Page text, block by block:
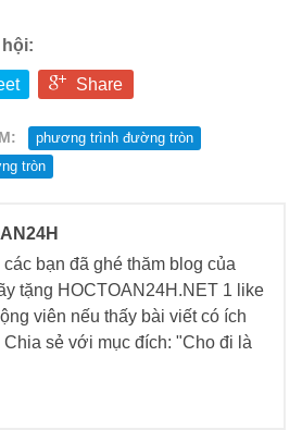
Share
phương trình đường tròn
tròn
bạn đã ghé thăm blog của
tặng HOCTOAN24H.NET 1 like
viên nếu thấy bài viết có ích
sẻ với mục đích: "Cho đi là